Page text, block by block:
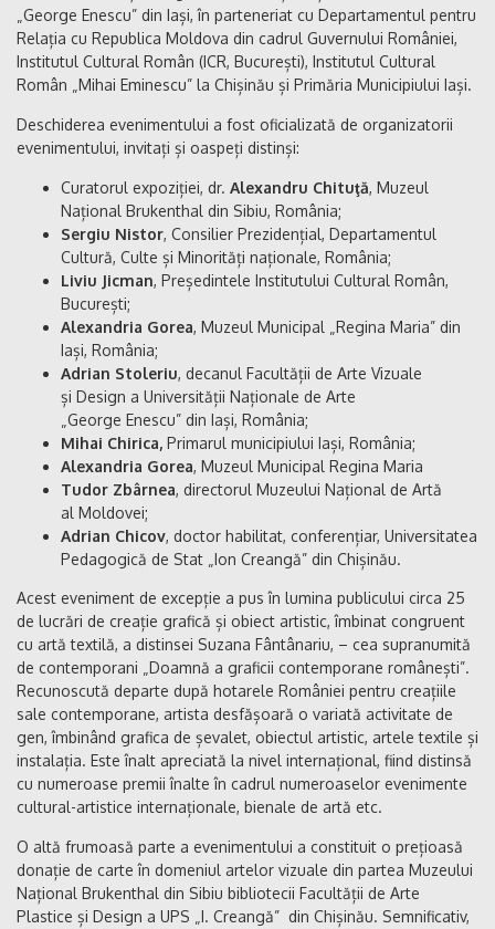
„George Enescu” din Iași, în parteneriat cu Departamentul pentru
Relația cu Republica Moldova din cadrul Guvernului României,
Institutul Cultural Român (ICR, București), Institutul Cultural
Român „Mihai Eminescu” la Chișinău și Primăria Municipiului Iași.
Deschiderea evenimentului a fost oficializată de organizatorii
evenimentului, invitați și oaspeți distinși:
Curatorul expoziției, dr. Alexandru Chituţă, Muzeul
Național Brukenthal din Sibiu, România;
Sergiu Nistor, Consilier Prezidențial, Departamentul
Cultură, Culte și Minorități naționale, România;
Liviu Jicman, Președintele Institutului Cultural Român,
București;
Alexandria Gorea, Muzeul Municipal „Regina Maria” din
Iași, România;
Adrian Stoleriu, decanul Facultății de Arte Vizuale
și Design a Universității Naționale de Arte
„George Enescu” din Iași, România;
Mihai Chirica, Primarul municipiului Iași, România;
Alexandria Gorea, Muzeul Municipal Regina Maria
Tudor Zbârnea, directorul Muzeului Național de Artă
al Moldovei;
Adrian Chicov, doctor habilitat, conferențiar, Universitatea
Pedagogică de Stat „Ion Creangă” din Chișinău.
Acest eveniment de excepție a pus în lumina publicului circa 25
de lucrări de creație grafică și obiect artistic, îmbinat congruent
cu artă textilă, a distinsei Suzana Fântânariu, – cea supranumită
de contemporani „Doamnă a graficii contemporane românești”.
Recunoscută departe după hotarele României pentru creațiile
sale contemporane, artista desfășoară o variată activitate de
gen, îmbinând grafica de șevalet, obiectul artistic, artele textile și
instalația. Este înalt apreciată la nivel internațional, fiind distinsă
cu numeroase premii înalte în cadrul numeroaselor evenimente
cultural-artistice internaționale, bienale de artă etc.
O altă frumoasă parte a evenimentului a constituit o prețioasă
donație de carte în domeniul artelor vizuale din partea Muzeului
Național Brukenthal din Sibiu bibliotecii Facultății de Arte
Plastice și Design a UPS „I. Creangă” din Chișinău. Semnificativ,